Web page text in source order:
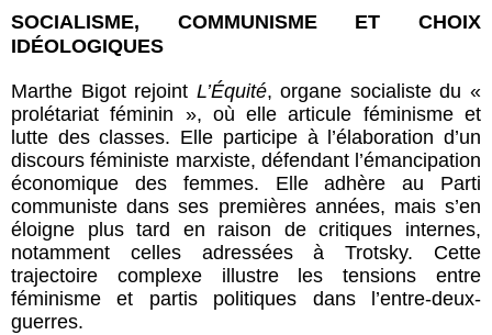
SOCIALISME, COMMUNISME ET CHOIX
IDÉOLOGIQUES
Marthe Bigot rejoint L’Équité, organe socialiste du «
prolétariat féminin », où elle articule féminisme et
lutte des classes. Elle participe à l’élaboration d’un
discours féministe marxiste, défendant l’émancipation
économique des femmes. Elle adhère au Parti
communiste dans ses premières années, mais s’en
éloigne plus tard en raison de critiques internes,
notamment celles adressées à Trotsky. Cette
trajectoire complexe illustre les tensions entre
féminisme et partis politiques dans l’entre-deux-
guerres.